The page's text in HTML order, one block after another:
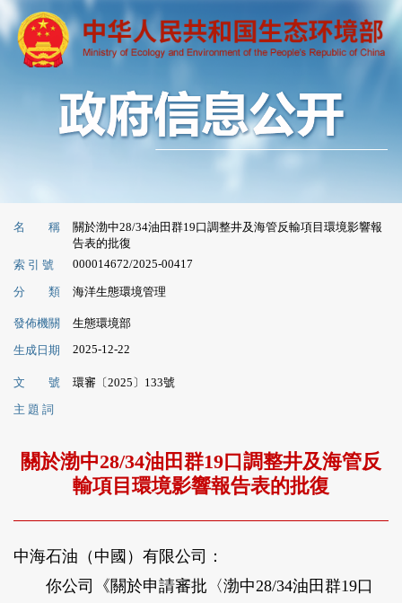
名 稱
關於渤中28/34油田群19口調整井及海管反輸項目環境影響報
告表的批復
索 引 號
000014672/2025-00417
分 類 海洋生態環境管理
發佈機關
生態環境部
生成日期
2025-12-22
文 號
環審〔2025〕133號
主 題 詞
關於渤中28/34油田群19口調整井及海管反
輸項目環境影響報告表的批復
中海石油（中國）有限公司：
你公司《關於申請審批〈渤中28/34油田群19口